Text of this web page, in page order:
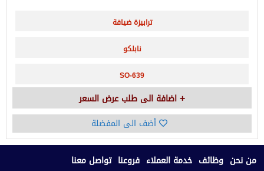
ترابيزة ضيافة
نابلكو
SO-639
اضافة الى طلب عرض السعر
أضف الى المفضلة
من نحن وظائف خدمة العملاء فروعنا تواصل معنا